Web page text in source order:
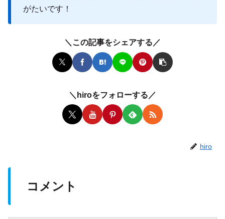
がたいです！
＼この記事をシェアする／
＼hiroをフォローする／
hiro
コメント